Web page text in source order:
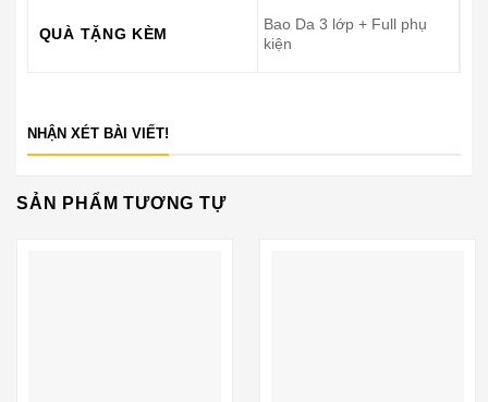
QUÀ TẶNG KÈM
Bao Da 3 lớp + Full phụ
kiện
NHẬN XÉT BÀI VIẾT!
SẢN PHẨM TƯƠNG TỰ